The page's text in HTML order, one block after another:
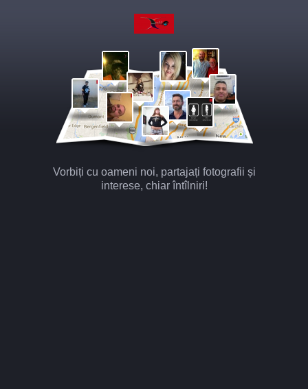
Vorbiți cu oameni noi, partajați fotografii și
interese, chiar întîlniri!